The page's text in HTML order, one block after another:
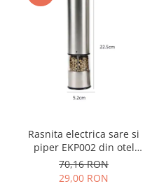
Rasnita electrica sare si
piper EKP002 din otel
inoxidabil cu camere
depozitare transparente,
70,16 RON
29,00 RON